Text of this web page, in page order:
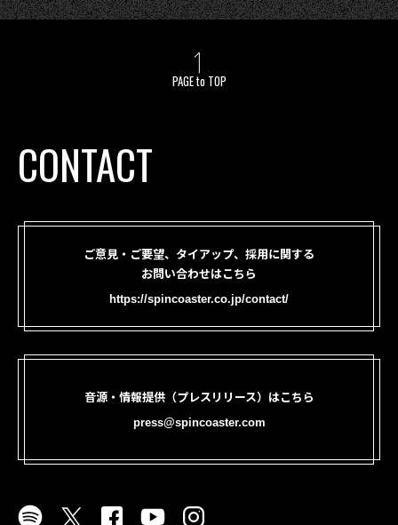
PAGE to TOP
CONTACT
ご意見・ご要望、タイアップ、採用に関する
お問い合わせはこちら
https://spincoaster.co.jp/contact/
音源・情報提供（プレスリリース）はこちら
press@spincoaster.com